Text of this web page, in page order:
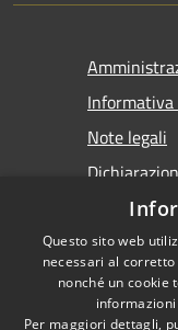
Note legali
Questo sito web
necessari al
nonché un cookie
Per maggiori dettagli,